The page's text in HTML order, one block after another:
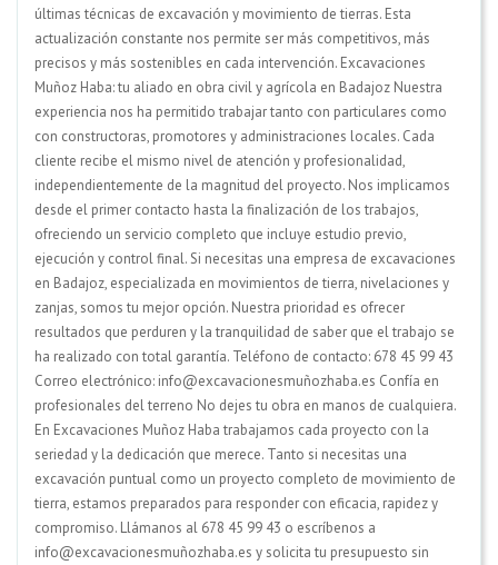
últimas técnicas de excavación y movimiento de tierras. Esta
actualización constante nos permite ser más competitivos, más
precisos y más sostenibles en cada intervención. Excavaciones
Muñoz Haba: tu aliado en obra civil y agrícola en Badajoz Nuestra
experiencia nos ha permitido trabajar tanto con particulares como
con constructoras, promotores y administraciones locales. Cada
cliente recibe el mismo nivel de atención y profesionalidad,
independientemente de la magnitud del proyecto. Nos implicamos
desde el primer contacto hasta la finalización de los trabajos,
ofreciendo un servicio completo que incluye estudio previo,
ejecución y control final. Si necesitas una empresa de excavaciones
en Badajoz, especializada en movimientos de tierra, nivelaciones y
zanjas, somos tu mejor opción. Nuestra prioridad es ofrecer
resultados que perduren y la tranquilidad de saber que el trabajo se
ha realizado con total garantía. Teléfono de contacto: 678 45 99 43
Correo electrónico: info@excavacionesmuñozhaba.es Confía en
profesionales del terreno No dejes tu obra en manos de cualquiera.
En Excavaciones Muñoz Haba trabajamos cada proyecto con la
seriedad y la dedicación que merece. Tanto si necesitas una
excavación puntual como un proyecto completo de movimiento de
tierra, estamos preparados para responder con eficacia, rapidez y
compromiso. Llámanos al 678 45 99 43 o escríbenos a
info@excavacionesmuñozhaba.es y solicita tu presupuesto sin